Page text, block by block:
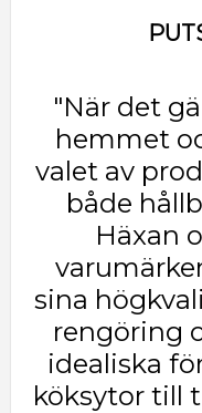
"När det
hemmet
valet av
både
Häxan
sina
rengöring
idealiska
köksytor till